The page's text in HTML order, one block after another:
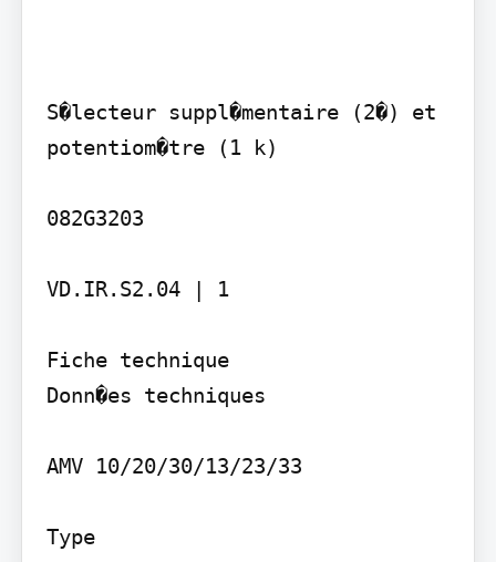
S�lecteur suppl�mentaire (2�) et
potentiom�tre (1 k)
082G3203
VD.IR.S2.04 | 1
Fiche technique
Donn�es techniques
AMV 10/20/30/13/23/33
Type